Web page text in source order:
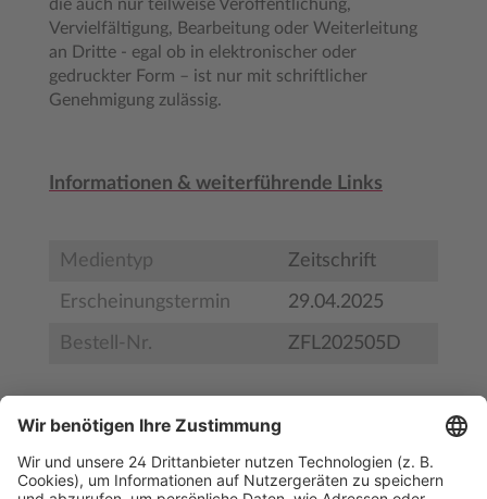
die auch nur teilweise Veröffentlichung,
Vervielfältigung, Bearbeitung oder Weiterleitung
an Dritte - egal ob in elektronischer oder
gedruckter Form – ist nur mit schriftlicher
Genehmigung zulässig.
Informationen & weiterführende Links
Medientyp Zeitschrift
Erscheinungstermin 29.04.2025
Bestell-Nr. ZFL202505D
Inhaltsverzeichnis FL_202505
Leseprobe FL_202505